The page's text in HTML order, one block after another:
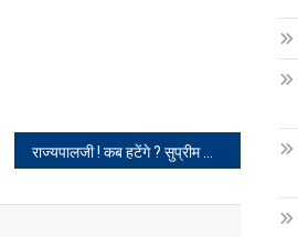
राज्यपालजी ! कब हटेंगे ? सुप्रीम कोर्ट की फिर फटकार !!